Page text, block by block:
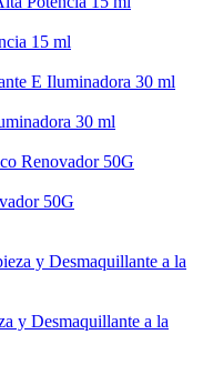
15 ml
30 ml
50G
y Desmaquillante a la